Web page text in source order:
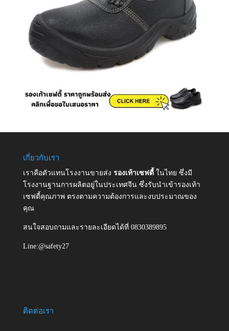
เกี่ยวกับเรา
เราคือตัวแทนโรงงานขายส่ง รองเท้าเซฟตี้ ในไทย ซึ่งมี
โรงงานฐานการผลิตอยู่ในประเทศจีน ซึ่งรับนำเข้ารองเท้า
เซฟตี้คุณภาพ ตรงตามความต้องการและงบประมาณของ
คุณ
สนใจสอบถามและรายละเอียดได้ที่ 0830389895
Line:@safety27
ติดต่อเรา